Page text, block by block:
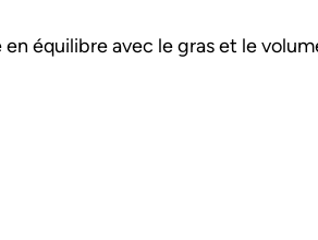
équilibre avec le gras et le